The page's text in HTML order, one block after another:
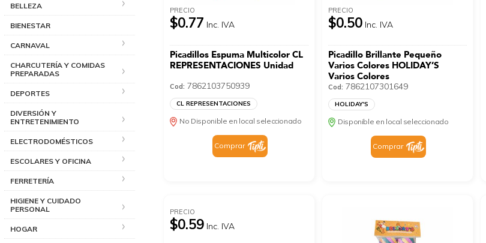
BELLEZA
BIENESTAR
CARNAVAL
CHARCUTERÍA Y COMIDAS
PREPARADAS
DEPORTES
DIVERSIÓN Y
ENTRETENIMIENTO
ELECTRODOMÉSTICOS
ESCOLARES Y OFICINA
FERRETERÍA
HIGIENE Y CUIDADO
PERSONAL
HOGAR
PRECIO
$0.77 Inc. IVA
Picadillos Espuma Multicolor CL
REPRESENTACIONES Unidad
Cod: 7862103750939
CL REPRESENTACIONES
No Disponible en local seleccionado
Comprar
PRECIO
$0.50 Inc. IVA
Picadillo Brillante Pequeño
Varios Colores HOLIDAY’S
Varios Colores
Cod: 7862107301649
HOLIDAY'S
Disponible en local seleccionado
Comprar
PRECIO
$0.59 Inc. IVA